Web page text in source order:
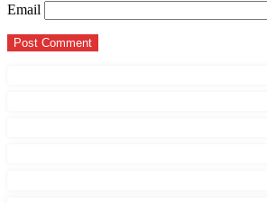
Email